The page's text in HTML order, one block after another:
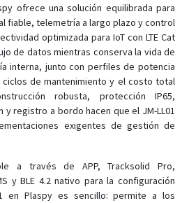
ofrece una solución equilibrada para
fiable, telemetría a largo plazo y control
optimizada para IoT con LTE Cat
de datos mientras conserva la vida de
interna, junto con perfiles de potencia
de mantenimiento y el costo total
robusta, protección IP65,
y registro a bordo hacen que el JM-LL01
exigentes de gestión de
a través de APP, Tracksolid Pro,
y BLE 4.2 nativo para la configuración
en Plaspy es sencillo: permite a los